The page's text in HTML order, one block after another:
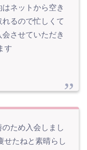
ネットから空き
るので忙しくて
させていただき
す
ため入会しまし
せたねと素晴らし